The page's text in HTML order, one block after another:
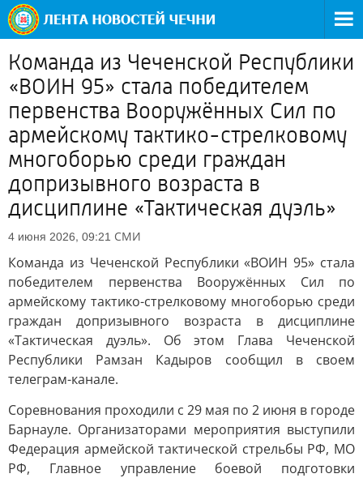
Команда из Чеченской Республики
«ВОИН 95» стала победителем
первенства Вооружённых Сил по
армейскому тактико-стрелковому
многоборью среди граждан
допризывного возраста в
дисциплине «Тактическая дуэль»
4 июня 2026, 09:21 СМИ
Команда из Чеченской Республики «ВОИН 95» стала
победителем первенства Вооружённых Сил по
армейскому тактико-стрелковому многоборью среди
граждан допризывного возраста в дисциплине
«Тактическая дуэль». Об этом Глава Чеченской
Республики Рамзан Кадыров сообщил в своем
телеграм-канале.
Соревнования проходили с 29 мая по 2 июня в городе
Барнауле. Организаторами мероприятия выступили
Федерация армейской тактической стрельбы РФ, МО
РФ, Главное управление боевой подготовки